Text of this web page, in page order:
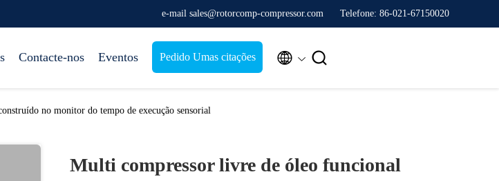
e-mail sales@rotorcomp-compressor.com Telefone: 86-021-67150020
Contacte-nos Eventos Pedido Umas citações  
no monitor do tempo de execução sensorial
Multi compressor livre de óleo funcional